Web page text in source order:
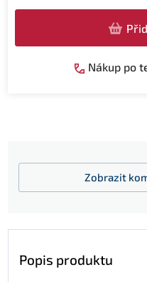
Nákup po
Zobrazit
Popis produktu